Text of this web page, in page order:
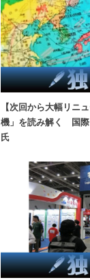
【次回から大幅リニ
機」を読み解く 国際
氏